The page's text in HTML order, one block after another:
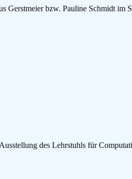
Gerstmeier bzw. Pauline Schmidt im
des Lehrstuhls für